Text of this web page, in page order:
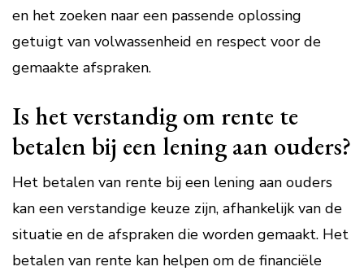
en het zoeken naar een passende oplossing
getuigt van volwassenheid en respect voor de
gemaakte afspraken.
Is het verstandig om rente te
betalen bij een lening aan ouders?
Het betalen van rente bij een lening aan ouders
kan een verstandige keuze zijn, afhankelijk van de
situatie en de afspraken die worden gemaakt. Het
betalen van rente kan helpen om de financiële